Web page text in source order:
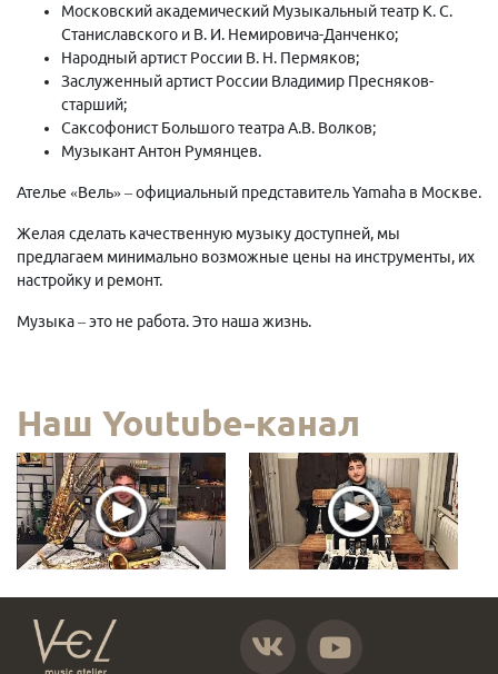
Московский академический Музыкальный театр К. С.
Станиславского и В. И. Немировича-Данченко;
Народный артист России В. Н. Пермяков;
Заслуженный артист России Владимир Пресняков-
старший;
Саксофонист Большого театра А.В. Волков;
Музыкант Антон Румянцев.
Ателье «Вель» – официальный представитель Yamaha в Москве.
Желая сделать качественную музыку доступней, мы
предлагаем минимально возможные цены на инструменты, их
настройку и ремонт.
Музыка – это не работа. Это наша жизнь.
Наш Youtube-канал